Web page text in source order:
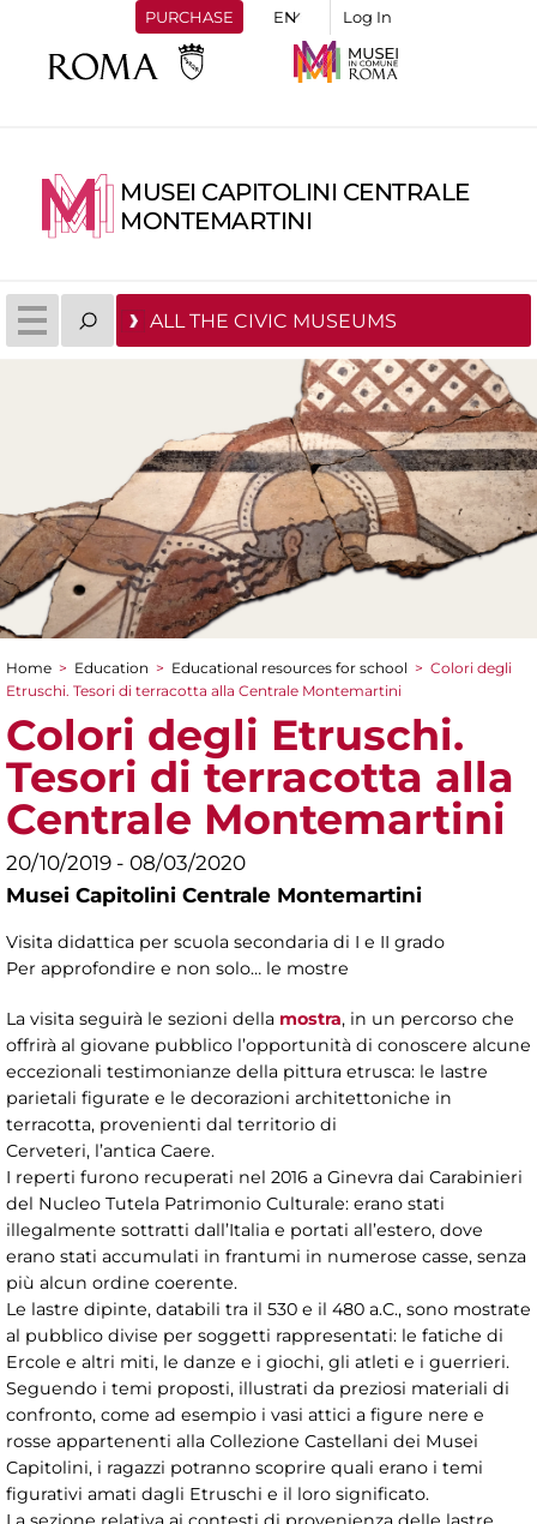
PURCHASE Log In
MUSEI CAPITOLINI CENTRALE
MONTEMARTINI
ALL THE CIVIC MUSEUMS
You are here
Home > Education > Educational resources for school > Colori degli
Etruschi. Tesori di terracotta alla Centrale Montemartini
Colori degli Etruschi.
Tesori di terracotta alla
Centrale Montemartini
20/10/2019 - 08/03/2020
Musei Capitolini Centrale Montemartini
Visita didattica per scuola secondaria di I e II grado
Per approfondire e non solo… le mostre
La visita seguirà le sezioni della mostra, in un percorso che
offrirà al giovane pubblico l’opportunità di conoscere alcune
eccezionali testimonianze della pittura etrusca: le lastre
parietali figurate e le decorazioni architettoniche in
terracotta, provenienti dal territorio di
Cerveteri, l’antica Caere.
I reperti furono recuperati nel 2016 a Ginevra dai Carabinieri
del Nucleo Tutela Patrimonio Culturale: erano stati
illegalmente sottratti dall’Italia e portati all’estero, dove
erano stati accumulati in frantumi in numerose casse, senza
più alcun ordine coerente.
Le lastre dipinte, databili tra il 530 e il 480 a.C., sono mostrate
al pubblico divise per soggetti rappresentati: le fatiche di
Ercole e altri miti, le danze e i giochi, gli atleti e i guerrieri.
Seguendo i temi proposti, illustrati da preziosi materiali di
confronto, come ad esempio i vasi attici a figure nere e
rosse appartenenti alla Collezione Castellani dei Musei
Capitolini, i ragazzi potranno scoprire quali erano i temi
figurativi amati dagli Etruschi e il loro significato.